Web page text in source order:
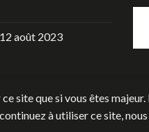
août 2023
site que si vous êtes
à utiliser ce site,